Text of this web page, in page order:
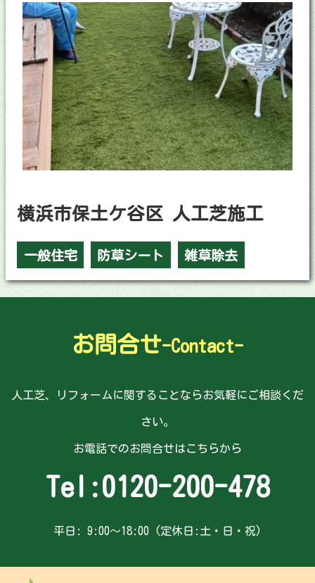
横浜市保土ケ谷区 人工芝施工
一般住宅 防草シート 雑草除去
お問合せ-Contact-
人工芝、リフォームに関することならお気軽にご相談くだ
さい。
お電話でのお問合せはこちらから
Tel:0120-200-478
平日: 9:00～18:00 (定休日:土・日・祝)